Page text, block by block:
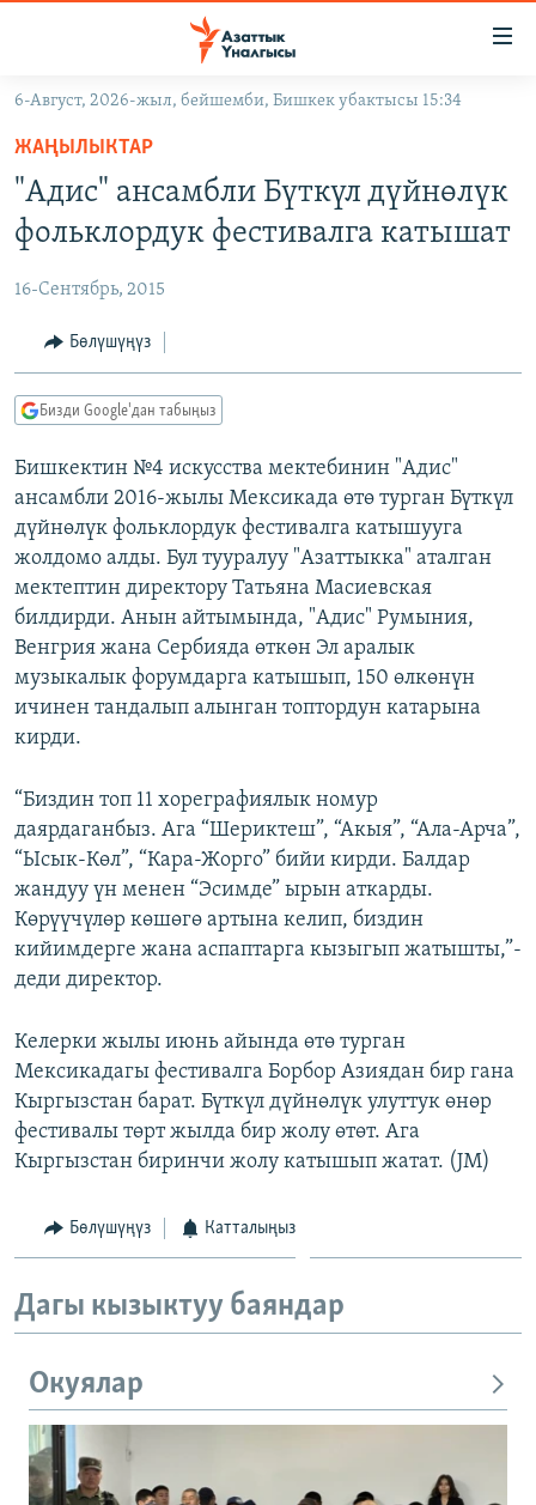
Навигацияга
өтүңүз
Издөөгө
салыңыз
КЫРГЫЗСТАН
ЭКОНОМИКА
МАДАНИЯТ
ДҮЙНӨ
БОРБОР АЗИЯ
УКРАИНА
АТАЙЫН ИЛИКТӨӨ
ТВ ПРОГРАММАЛАР
ЭКСПЕРТТЕР ТАЛДАЙТ
БИЗ ЖАНА ДҮЙНӨ
ДАНИСТЕ
ЭЖЕ-СИҢДИЛЕР
ЫҢГАЙСЫЗ СУРООЛОР
ӨЗГӨЧӨ ПИКИР
Русский
ОНЛАЙН ШЕРИНЕ
ЭЕ/АРнун бардык сайттары
6-Август, 2026-жыл, бейшемби, Бишкек убактысы 15:34
ЖАҢЫЛЫКТАР
"Адис" ансамбли Бүткүл дүйнөлүк
фольклордук фестивалга катышат
16-Сентябрь, 2015
Бөлүшүңүз
Бизди Google'дан табыңыз
Бишкектин №4 искусства мектебинин "Адис"
ансамбли 2016-жылы Мексикада өтө турган Бүткүл
дүйнөлүк фольклордук фестивалга катышууга
жолдомо алды. Бул тууралуу "Азаттыкка" аталган
мектептин директору Татьяна Масиевская
билдирди. Анын айтымында, "Адис" Румыния,
Венгрия жана Сербияда өткөн Эл аралык
музыкалык форумдарга катышып, 150 өлкөнүн
ичинен тандалып алынган топтордун катарына
кирди.
“Биздин топ 11 хореграфиялык номур
даярдаганбыз. Ага “Шериктеш”, “Акыя”, “Ала-Арча”,
“Ысык-Көл”, “Кара-Жорго” бийи кирди. Балдар
жандуу үн менен “Эсимде” ырын аткарды.
Көрүүчүлөр көшөгө артына келип, биздин
кийимдерге жана аспаптарга кызыгып жатышты,”-
деди директор.
Келерки жылы июнь айында өтө турган
Мексикадагы фестивалга Борбор Азиядан бир гана
Кыргызстан барат. Бүткүл дүйнөлүк улуттук өнөр
фестивалы төрт жылда бир жолу өтөт. Ага
Кыргызстан биринчи жолу катышып жатат. (JM)
Бөлүшүңүз Катталыңыз
Дагы кызыктуу баяндар
Окуялар